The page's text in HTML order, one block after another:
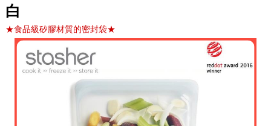
白
★食品級矽膠材質的密封袋★